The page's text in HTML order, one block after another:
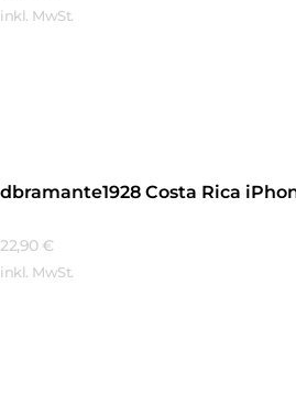
inkl. MwSt.
dbramante1928 Costa Rica
22,90 €
inkl. MwSt.